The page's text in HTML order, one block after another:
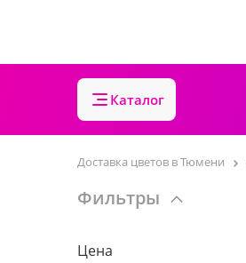
Каталог
Доставка цветов в Тюмени
Фильтры
Цена